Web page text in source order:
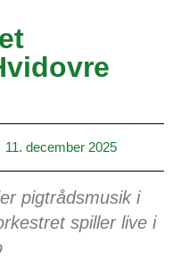
11. december 2025
pigtrådsmusik i
spiller live i